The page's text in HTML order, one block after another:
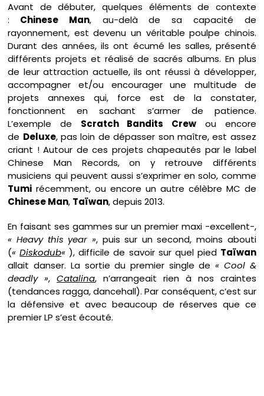
Avant de débuter, quelques éléments de contexte
: Chinese Man, au-delà de sa capacité de
rayonnement, est devenu un véritable poulpe chinois.
Durant des années, ils ont écumé les salles, présenté
différents projets et réalisé de sacrés albums. En plus
de leur attraction actuelle, ils ont réussi à développer,
accompagner et/ou encourager une multitude de
projets annexes qui, force est de la constater,
fonctionnent en sachant s’armer de patience.
L’exemple de Scratch Bandits Crew ou encore
de Deluxe, pas loin de dépasser son maître, est assez
criant ! Autour de ces projets chapeautés par le label
Chinese Man Records, on y retrouve différents
musiciens qui peuvent aussi s’exprimer en solo, comme
Tumi récemment, ou encore un autre célèbre MC de
Chinese Man, Taïwan, depuis 2013.
En faisant ses gammes sur un premier maxi -excellent-,
« Heavy this year », puis sur un second, moins abouti
(«Diskodub«), difficile de savoir sur quel pied Taïwan
allait danser. La sortie du premier single de« Cool &
deadly »,Catalina, n’arrangeait rien à nos craintes
(tendances ragga, dancehall). Par conséquent, c’est sur
la défensive et avec beaucoup de réserves que ce
premier LP s’est écouté.